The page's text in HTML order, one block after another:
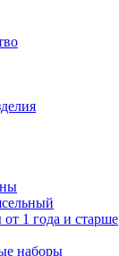
1 года и старше
наборы